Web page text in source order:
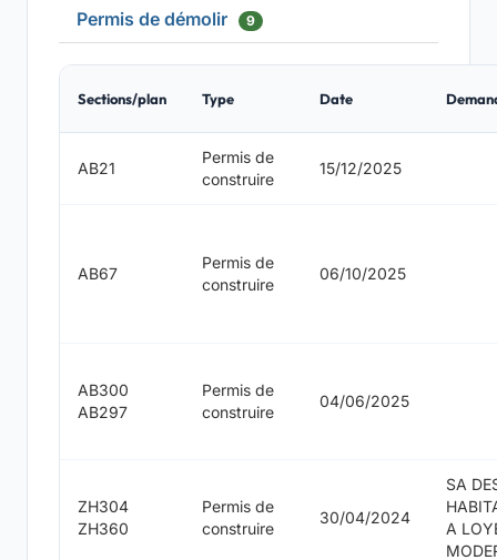
Permis de démolir 9
Sections/plan Type Date
AB21
Permis de
construire
15/12/2025
AB67
Permis de
construire
06/10/2025
AB300
AB297
Permis de
construire
04/06/2025
ZH304
ZH360
Permis de
construire
30/04/2024
SA
A